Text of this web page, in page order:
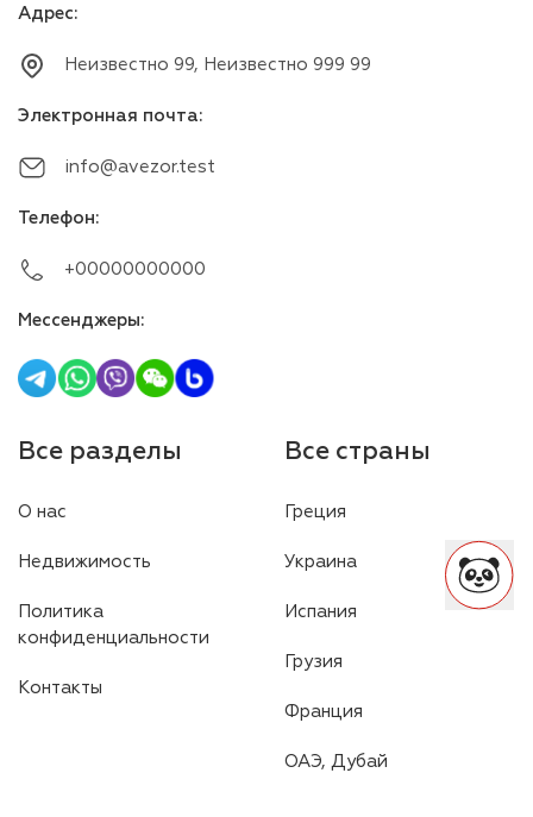
Адрес:
Неизвестно 99, Неизвестно 999 99
Электронная почта:
info@avezor.test
Телефон:
+00000000000
Мессенджеры:
Все разделы
О нас
Недвижимость
Политика
конфиденциальности
Контакты
Все страны
Греция
Украина
Испания
Грузия
Франция
ОАЭ, Дубай